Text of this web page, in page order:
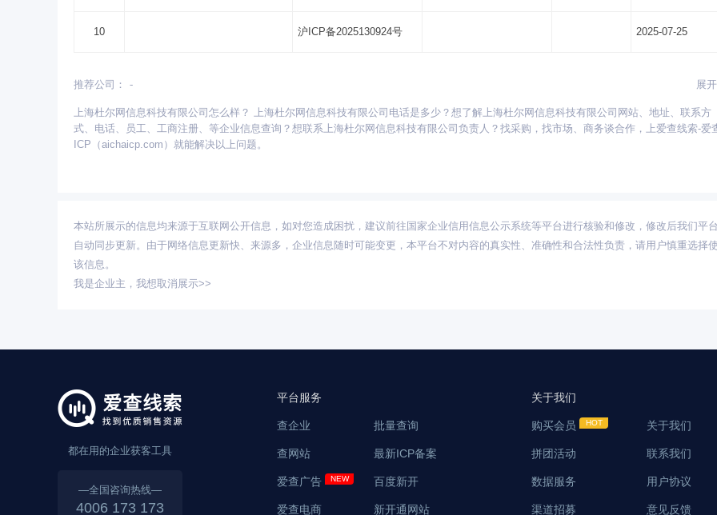
10 沪ICP备2025130924号 2025-07-25
推荐公司： - 展开
更多省份： 安徽 北京 重庆 福建 甘肃 广东 广西 贵州 海南 河北 河南 湖北 湖南 江苏 江西 吉林 辽宁
宁夏
青海
山东 陕西 山西 上海 四川 天津 新疆 西藏 云南 浙江 内蒙古 黑龙江
上海杜尔网信息科技有限公司怎么样？ 上海杜尔网信息科技有限公司电话是多少？想了解上海杜尔网信息科技有限公司网站、地址、联系方
式、电话、员工、工商注册、等企业信息查询？想联系上海杜尔网信息科技有限公司负责人？找采购，找市场、商务谈合作，上爱查线索-爱
ICP（aichaicp.com）就能解决以上问题。
本站所展示的信息均来源于互联网公开信息，如对您造成困扰，建议前往国家企业信用信息公示系统等平台进行核验和修改，修改后我们平
自动同步更新。由于网络信息更新快、来源多，企业信息随时可能变更，本平台不对内容的真实性、准确性和合法性负责，请用户慎重选择
该信息。
我是企业主， 我想取消展示>>
都在用的企业获客工具
—全国咨询热线—
4006 173 173
平台服务
查企业
查网站
爱查广告
爱查电商
批量查询
最新ICP备案
百度新开
新开通网站
关于我们
购买会员
拼团活动
数据服务
渠道招募
关于我们
联系我们
用户协议
意见反馈